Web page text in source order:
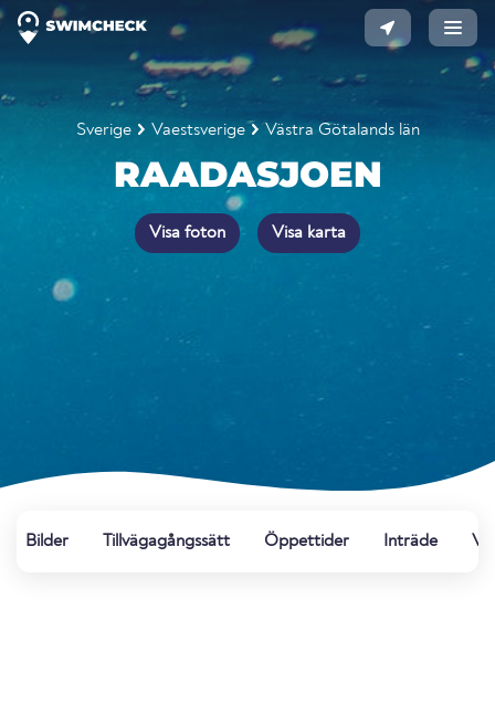
Sverige Vaestsverige Västra Götalands län
RAADASJOEN
Visa foton Visa karta
Bilder Tillvägagångssätt Öppettider Inträde